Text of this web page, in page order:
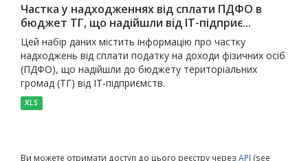
Частка у надходженнях від сплати ПДФО в
бюджет ТГ, що надійшли від ІТ-підприє...
Цей набір даних містить інформацію про частку
надходжень від сплати податку на доходи фізичних осіб
(ПДФО), що надійшли до бюджету територіальних
громад (ТГ) від ІТ-підприємств.
XLS
Ви можете отримати доступ до цього реєстру через API (see